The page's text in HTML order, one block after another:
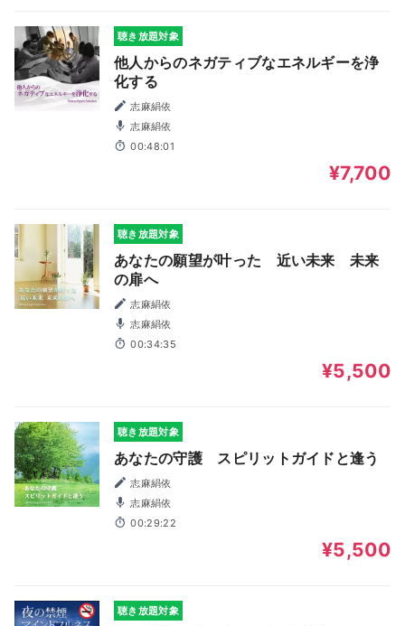
聴き放題対象
他人からのネガティブなエネルギーを浄
化する
志麻絹依
志麻絹依
00:48:01
¥7,700
聴き放題対象
あなたの願望が叶った 近い未来 未来
の扉へ
志麻絹依
志麻絹依
00:34:35
¥5,500
聴き放題対象
あなたの守護 スピリットガイドと逢う
志麻絹依
志麻絹依
00:29:22
¥5,500
聴き放題対象